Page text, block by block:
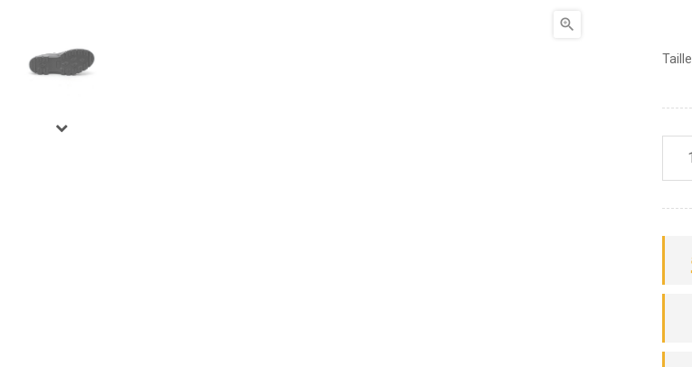

Taille